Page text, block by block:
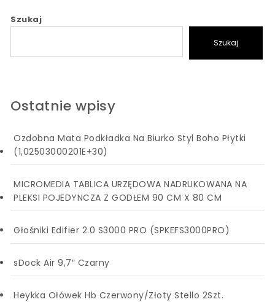
Szukaj
Szukaj
Ostatnie wpisy
Ozdobna Mata Podkładka Na Biurko Styl Boho Płytki
(1,02503000201E+30)
MICROMEDIA TABLICA URZĘDOWA NADRUKOWANA NA
PLEKSI POJEDYNCZA Z GODŁEM 90 CM X 80 CM
Głośniki Edifier 2.0 S3000 PRO (SPKEFS3000PRO)
sDock Air 9,7″ Czarny
Heykka Ołówek Hb Czerwony/Złoty Stello 2Szt.